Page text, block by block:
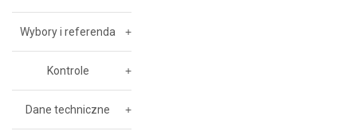
Wybory i referenda
Kontrole
Dane techniczne